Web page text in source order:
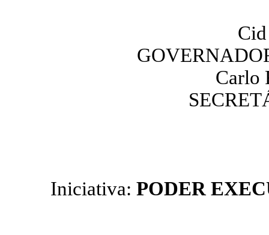
Carlo
Iniciativa: PODER